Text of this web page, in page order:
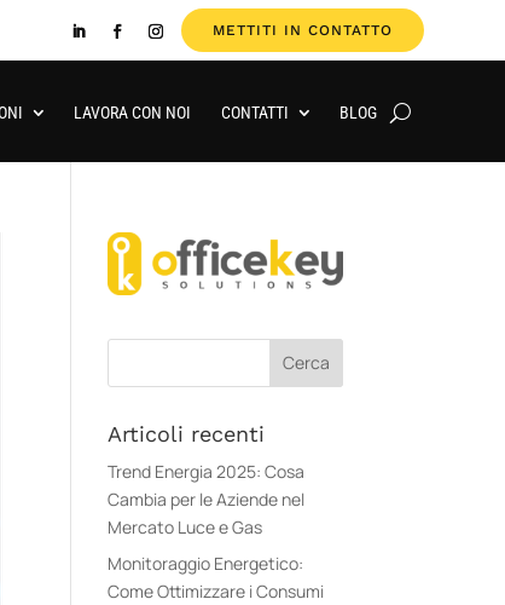
METTITI IN CONTATTO
LAVORA CON NOI CONTATTI BLOG
Articoli recenti
Trend Energia 2025: Cosa
Cambia per le Aziende nel
Mercato Luce e Gas
Monitoraggio Energetico:
Come Ottimizzare i Consumi